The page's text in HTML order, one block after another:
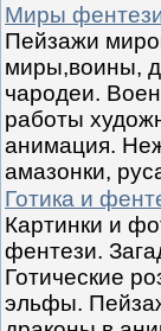
Миры
Пейзажи
миры,воины,
чародеи.
работы
анимация.
амазонки,
Готика и
Картинки и
фентези.
Готические
эльфы.